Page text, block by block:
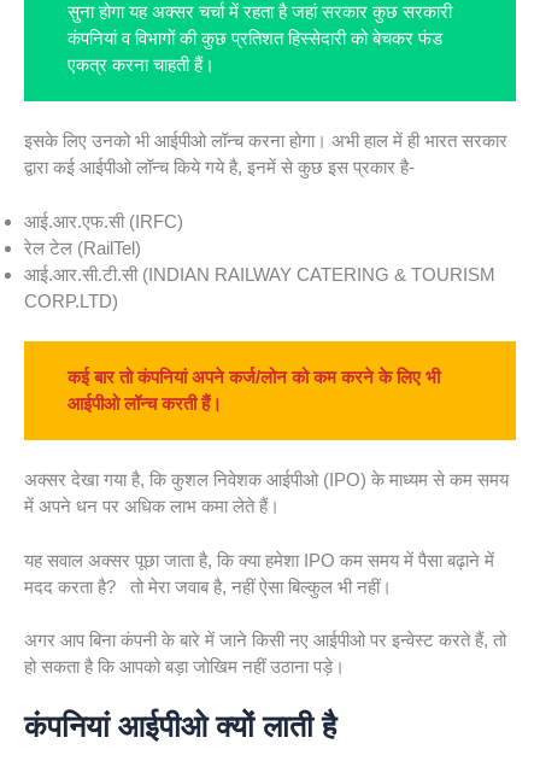
सुना होगा यह अक्सर चर्चा में रहता है जहां सरकार कुछ सरकारी
कंपनियां व विभागों की कुछ प्रतिशत हिस्सेदारी को बेचकर फंड
एकत्र करना चाहती हैं।
इसके लिए उनको भी आईपीओ लॉन्च करना होगा। अभी हाल में ही भारत सरकार
द्वारा कई आईपीओ लॉन्च किये गये है, इनमें से कुछ इस प्रकार है-
आई.आर.एफ.सी (IRFC)
रेल टेल (RailTel)
आई.आर.सी.टी.सी (INDIAN RAILWAY CATERING & TOURISM
CORP.LTD)
कई बार तो कंपनियां अपने कर्ज/लोन को कम करने के लिए भी
आईपीओ लॉन्च करती हैं।
अक्सर देखा गया है, कि कुशल निवेशक आईपीओ (IPO) के माध्यम से कम समय
में अपने धन पर अधिक लाभ कमा लेते हैं।
यह सवाल अक्सर पूछा जाता है, कि क्या हमेशा IPO कम समय में पैसा बढ़ाने में
मदद करता है? तो मेरा जवाब है, नहीं ऐसा बिल्कुल भी नहीं।
अगर आप बिना कंपनी के बारे में जाने किसी नए आईपीओ पर इन्वेस्ट करते हैं, तो
हो सकता है कि आपको बड़ा जोखिम नहीं उठाना पड़े।
कंपनियां आईपीओ क्यों लाती है